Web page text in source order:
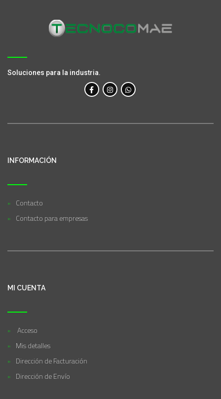
Soluciones para la industria.
INFORMACIÓN
Contacto
Contacto para empresas
MI CUENTA
Acceso
Mis detalles
Dirección de Facturación
Dirección de Envío